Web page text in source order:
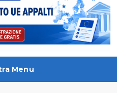
Menu